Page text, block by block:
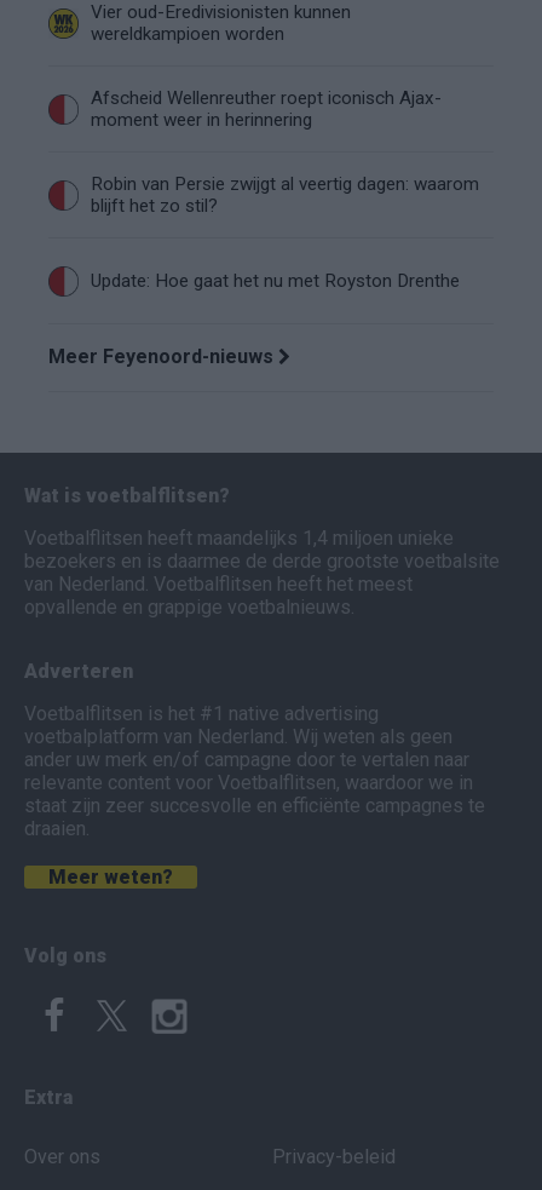
Vier oud-Eredivisionisten kunnen
wereldkampioen worden
Afscheid Wellenreuther roept iconisch Ajax-
moment weer in herinnering
Robin van Persie zwijgt al veertig dagen: waarom
blijft het zo stil?
Update: Hoe gaat het nu met Royston Drenthe
Meer Feyenoord-nieuws
Wat is voetbalflitsen?
Voetbalflitsen heeft maandelijks 1,4 miljoen unieke
bezoekers en is daarmee de derde grootste voetbalsite
van Nederland. Voetbalflitsen heeft het meest
opvallende en grappige voetbalnieuws.
Adverteren
Voetbalflitsen is het #1 native advertising
voetbalplatform van Nederland. Wij weten als geen
ander uw merk en/of campagne door te vertalen naar
relevante content voor Voetbalflitsen, waardoor we in
staat zijn zeer succesvolle en efficiënte campagnes te
draaien.
Meer weten?
Volg ons
Extra
Over ons Privacy-beleid